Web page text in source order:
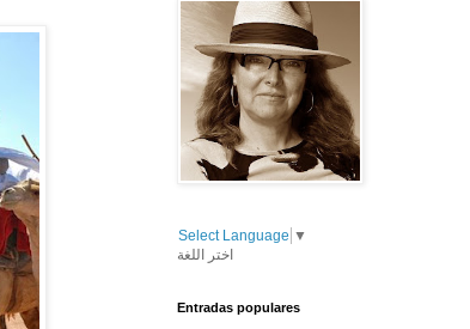
Select Language ▼
اختر اللغة
Entradas populares